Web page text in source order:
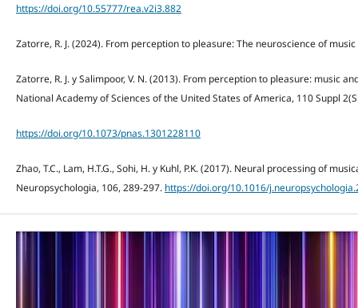
https://doi.org/10.55777/rea.v2i3.882
Zatorre, R. J. (2024). From perception to pleasure: The neuroscience of
Zatorre, R. J. y Salimpoor, V. N. (2013). From perception to pleasure: music
National Academy of Sciences of the United States of America, 110 Suppl
https://doi.org/10.1073/pnas.1301228110
Zhao, T.C., Lam, H.T.G., Sohi, H. y Kuhl, P.K. (2017). Neural processing of
Neuropsychologia, 106, 289-297. https://doi.org/10.1016/